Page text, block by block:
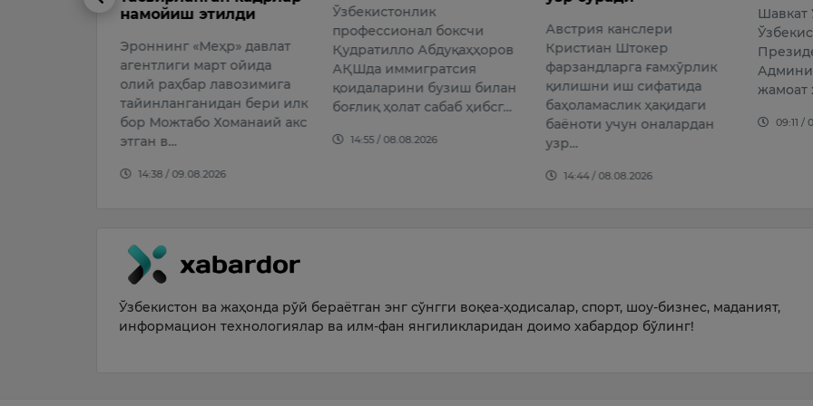
Ўзбекистонлик
Қудратилло Абдуқаҳҳоров
АҚШда иммигратсия
қоидаларини бузиш билан
боғлиқ ҳолат сабаб ҳибсг…
14:55 / 08.08.2026
Австрия канслери
Кристиан Штокер
фарзандларга ғамхўрлик
қилишни иш сифатида
баҳоламаслик ҳақидаги
узр…
Ўзбекистон Республикаси
Президенти
Администрациясининг
жамоат хавфсизлиги
09:11 / 07.08.2026
8-
ва АҚШ
Доналд
Ўзбекистон ва жаҳонда рўй бераётган энг сўнгги воқеа-ҳодисалар, спорт, шоу-бизнес, маданият,
информацион технологиялар ва илм-фан янгиликларидан доимо хабардор бўлинг!